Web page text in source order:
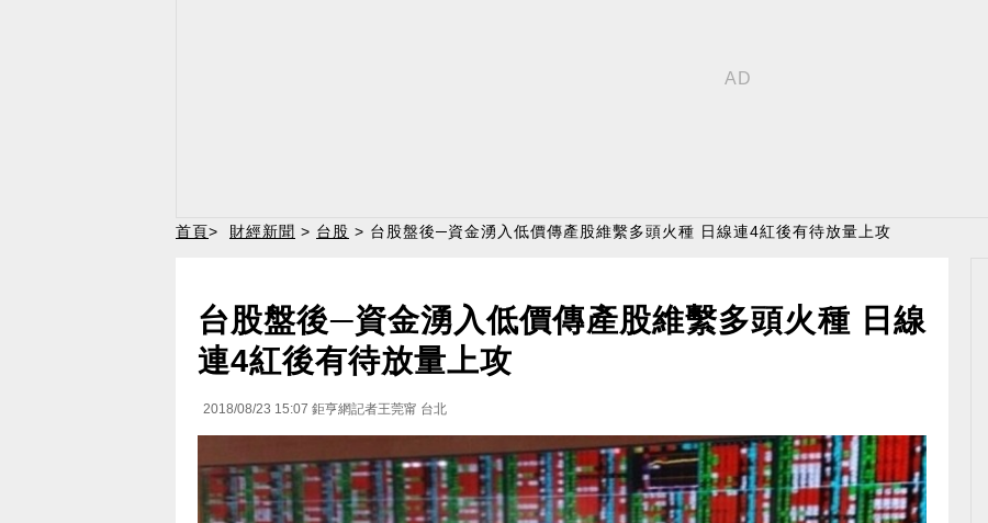
首頁> 財經新聞 > 台股 > 台股盤後─資金湧入低價傳產股維繫多頭火種 日線連4紅後有待放量上攻
台股盤後─資金湧入低價傳產股維繫多頭火種 日線
連4紅後有待放量上攻
2018/08/23 15:07 鉅亨網記者王莞甯 台北